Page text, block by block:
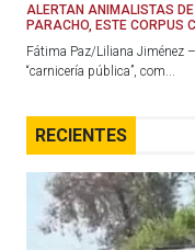
ALERTAN ANIMALISTAS
PARACHO, ESTE CORPUS
Fátima Paz/Liliana Jiménez
“carnicería pública”, com...
RECIENTES